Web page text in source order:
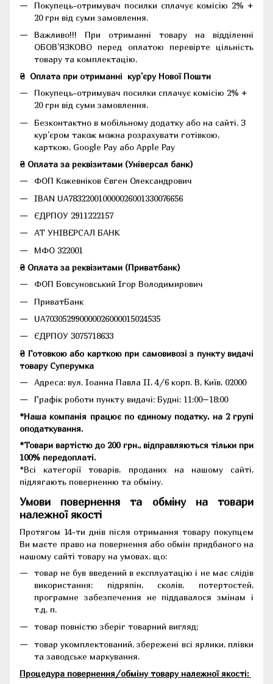
Покупець-отримувач посилки сплачує комісію 2% +
20 грн від суми замовлення.
Важливо!!! При отриманні товару на відділенні
ОБОВ'ЯЗКОВО перед оплатою перевірте цільність
товару та комплектацію.
₴ Оплата при отриманні кур'єру Нової Пошти
Покупець-отримувач посилки сплачує комісію 2% +
20 грн від суми замовлення.
Безконтактно в мобільному додатку або на сайті. З
кур'єром також можна розрахувати готівкою,
карткою, Google Pay або Apple Pay
₴ Оплата за реквізитами (Універсал банк)
ФОП Кожевніков Євген Олександрович
IBAN UA783220010000026001330076656
ЄДРПОУ 2911222157
АТ УНІВЕРСАЛ БАНК
МФО 322001
₴ Оплата за реквізитами (Приватбанк)
ФОП Бовсуновський Ігор Володимирович
ПриватБанк
UA703052990000026000015024535
ЄДРПОУ 3075718633
₴ Готовкою або карткою при самовивозі з пункту видачі
товару Суперумка
Адреса: вул. Іоанна Павла II, 4/6 корп. В, Київ, 02000
Графік роботи пункту видачі: Будні: 11:00–18:00
*Наша компанія працює по єдиному податку, на 2 групі
оподаткування.
*Товари вартістю до 200 грн., відправляються тільки при
100% передоплаті.
*Всі категорії товарів, проданих на нашому сайті,
підлягають поверненню та обміну.
Умови повернення та обміну на товари
належної якості
Протягом 14-ти днів після отримання товару покупцем
Ви маєте право на повернення або обмін придбаного на
нашому сайті товару на умовах, що:
товар не був введений в експлуатацію і не має слідів
використання: підряпін, сколів, потертостей,
програмне забезпечення не піддавалося змінам і
т.д. п.
товар повністю зберіг товарний вигляд;
товар укомплектований, збережені всі ярлики, плівки
та заводське маркування.
Процедура повернення/обміну товару належної якості: